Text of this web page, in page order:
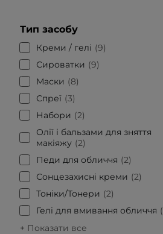
Тип засобу
Креми / гелі
9
Сироватки
9
Маски
8
Спреї 3
Набори
2
Олії і бальзами для зняття
макіяжу 2
Педи для обличчя
2
Сонцезахисні креми
2
Тоніки/Тонери
2
Гелі для вмивання обличчя
+ Показати все